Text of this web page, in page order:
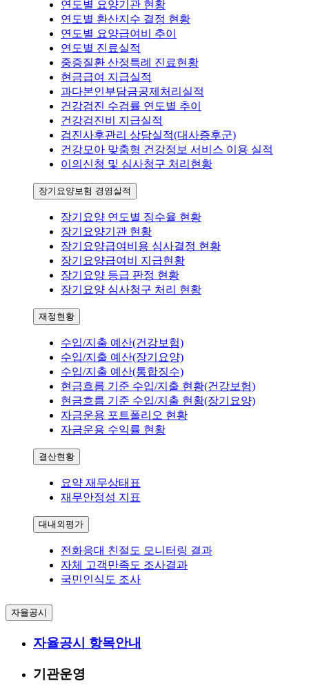
연도별 요양기관 현황
연도별 환산지수 결정 현황
연도별 요양급여비 추이
연도별 진료실적
중증질환 산정특례 진료현황
현금급여 지급실적
과다본인부담금공제처리실적
건강검진 수검률 연도별 추이
건강검진비 지급실적
검진사후관리 상담실적(대사증후군)
건강모아 맞춤형 건강정보 서비스 이용 실적
이의신청 및 심사청구 처리현황
장기요양보험 경영실적
장기요양 연도별 징수율 현황
장기요양기관 현황
장기요양급여비용 심사결정 현황
장기요양급여비 지급현황
장기요양 등급 판정 현황
장기요양 심사청구 처리 현황
재정현황
수입/지출 예산(건강보험)
수입/지출 예산(장기요양)
수입/지출 예산(통합징수)
현금흐름 기준 수입/지출 현황(건강보험)
현금흐름 기준 수입/지출 현황(장기요양)
자금운용 포트폴리오 현황
자금운용 수익률 현황
결산현황
요약 재무상태표
재무안정성 지표
대내외평가
전화응대 친절도 모니터링 결과
자체 고객만족도 조사결과
국민인식도 조사
자율공시
자율공시 항목안내
기관운영